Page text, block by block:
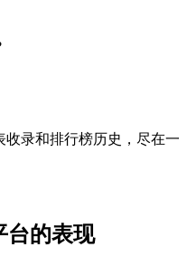
录和排行榜历史，尽在一
台的表现